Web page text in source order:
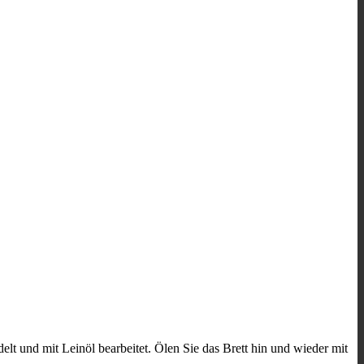
und mit Leinöl bearbeitet. Ölen Sie das Brett hin und wieder mit